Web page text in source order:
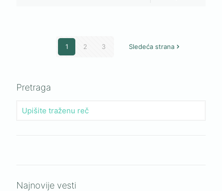
1 2 3 Sledeća strana
Pretraga
Najnovije vesti